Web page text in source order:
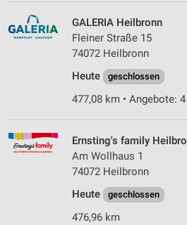
GALERIA Heilbronn
Fleiner Straße 15
74072 Heilbronn
Heute
geschlossen
477,08 km • Angebote:
Ernsting's family
Am Wollhaus 1
74072 Heilbronn
Heute
geschlossen
476,96 km